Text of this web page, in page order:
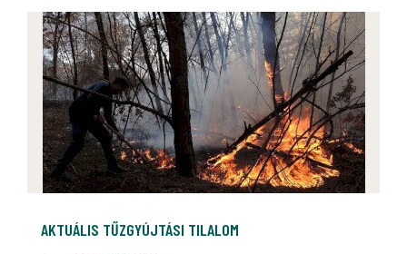
AKTUÁLIS TŰZGYÚJTÁSI TILALOM